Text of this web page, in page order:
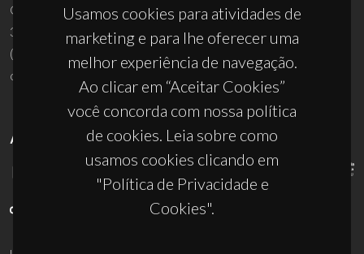
Usamos cookies para atividades de
marketing e para lhe oferecer uma
melhor experiência de navegação.
Ao clicar em “Aceitar Cookies”
você concorda com nossa política
de cookies. Leia sobre como
usamos cookies clicando em
"Política de Privacidade e
Cookies".
Campus Universitário de Santiago
3810-193 Aveiro - Portugal
(+351) 234 370 200
ciceco@ua.pt
APOIOS